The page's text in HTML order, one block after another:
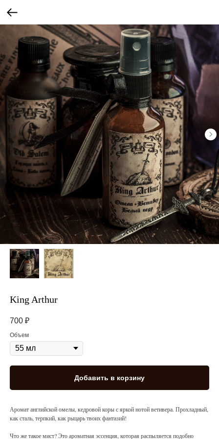
King Arthur
700 ₽
Объем
Добавить в корзину
Аромат английской омелы, кедровой коры с яркой нотой ветивера. Прохладный,
как сталь, терпкий, как рыцарь твоих фантазий!
Что же такое мист? Это ароматная эссенция, которая распыляется подобно